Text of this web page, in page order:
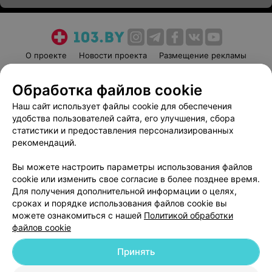
О проекте Новости проекта
Размещение рекламы
Пользовательское соглашение
Способы оплаты
Вакансии
Партнеры
Написать руководителю 103.by
Обработка персональных данных
© 2026 ООО «Артокс Лаб», УНП 191700409
| 220012, Республика Беларусь,
Обработка файлов cookie
Наш сайт использует файлы cookie для обеспечения
удобства пользователей сайта, его улучшения, сбора
статистики и предоставления персонализированных
рекомендаций.
Вы можете настроить параметры использования файлов
cookie или изменить свое согласие в более позднее время.
Для получения дополнительной информации о целях,
сроках и порядке использования файлов cookie вы
можете ознакомиться с нашей Политикой обработки
файлов cookie
Принять